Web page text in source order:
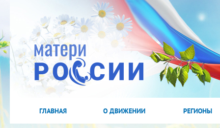
ГЛАВНАЯ О ДВИЖЕНИИ РЕГИОНЫ